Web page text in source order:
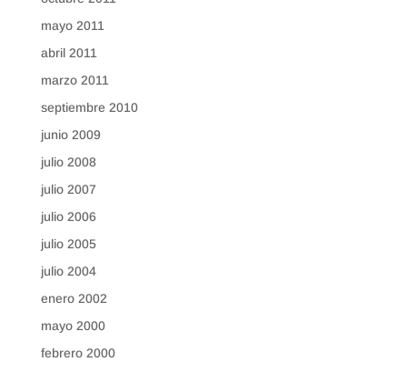
mayo 2011
abril 2011
marzo 2011
septiembre 2010
junio 2009
julio 2008
julio 2007
julio 2006
julio 2005
julio 2004
enero 2002
mayo 2000
febrero 2000